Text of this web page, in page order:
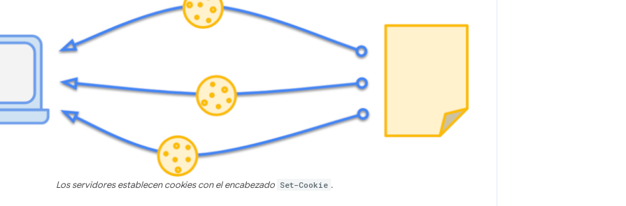
Los servidores establecen cookies con el encabezado Set-Cookie .